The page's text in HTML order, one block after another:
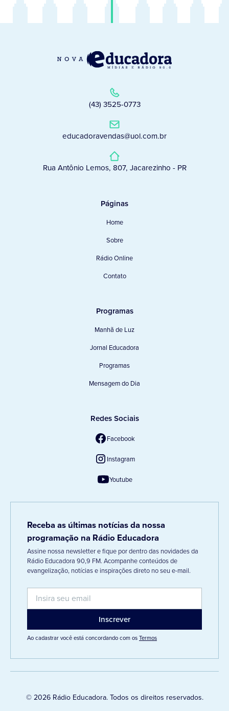
(43) 3525-0773
educadoravendas@uol.com.br
Rua Antônio Lemos, 807, Jacarezinho - PR
Páginas
Home
Sobre
Rádio Online
Contato
Programas
Manhã de Luz
Jornal Educadora
Programas
Mensagem do Dia
Redes Sociais
Facebook
Instagram
Youtube
Receba as últimas notícias da nossa
programação na Rádio Educadora
Assine nossa newsletter e fique por dentro das novidades da
Rádio Educadora 90,9 FM. Acompanhe conteúdos de
evangelização, notícias e inspirações direto no seu e-mail.
Ao cadastrar você está concordando com osTermos
© 2026 Rádio Educadora. Todos os direitos reservados.